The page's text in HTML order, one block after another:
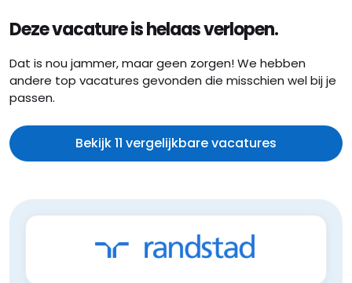
Deze vacature is helaas verlopen.
Dat is nou jammer, maar geen zorgen! We hebben
andere top vacatures gevonden die misschien wel bij je
passen.
Bekijk 11 vergelijkbare vacatures